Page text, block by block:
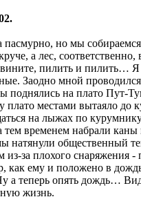
но мы собираемся
а лес,
пилить и пилить… Я
Заодно мной
поднялись на плато Пут-
местами вытаяло до
на лыжах по
тем временем набрали
натянули общественный
из-за плохого снаряжения
как ему и положено в
а теперь опять дождь…
жизнь.